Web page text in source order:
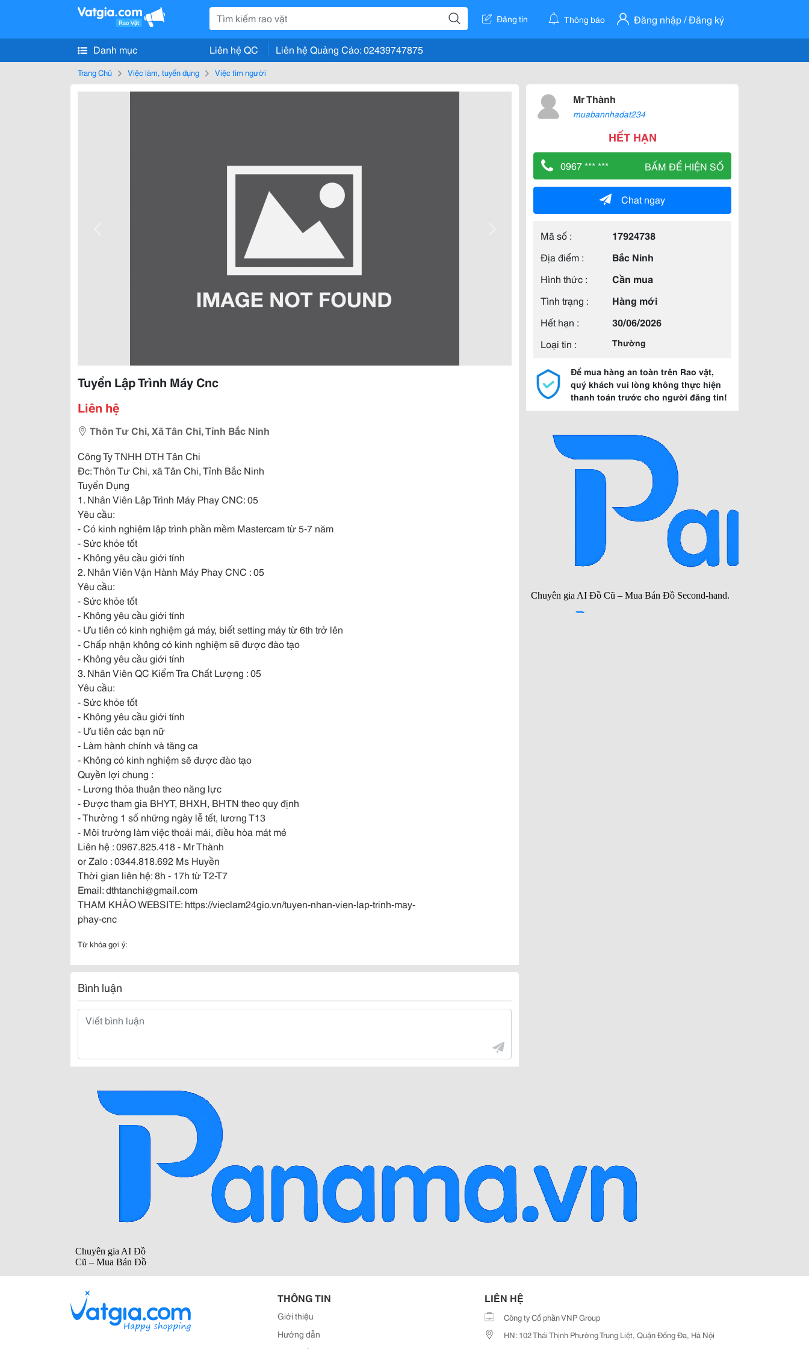
Đăng tin Thông báo Đăng nhập / Đăng ký
Danh mục Liên hệ QC Liên hệ Quảng Cáo: 02439747875
Trang Chủ Việc làm, tuyển dụng Việc tìm người
Tuyển Lập Trình Máy Cnc
Liên hệ
Thôn Tư Chi, Xã Tân Chi, Tỉnh Bắc Ninh
Công Ty TNHH DTH Tân Chi
Đc: Thôn Tư Chi, xã Tân Chi, Tỉnh Bắc Ninh
Tuyển Dụng
1. Nhân Viên Lập Trình Máy Phay CNC: 05
Yêu cầu:
- Có kinh nghiệm lập trình phần mềm Mastercam từ 5-7 năm
- Sức khỏe tốt
- Không yêu cầu giới tính
2. Nhân Viên Vận Hành Máy Phay CNC : 05
Yêu cầu:
- Sức khỏe tốt
- Không yêu cầu giới tính
- Ưu tiên có kinh nghiệm gá máy, biết setting máy từ 6th trở lên
- Chấp nhận không có kinh nghiệm sẽ được đào tạo
- Không yêu cầu giới tính
3. Nhân Viên QC Kiểm Tra Chất Lượng : 05
Yêu cầu:
- Sức khỏe tốt
- Không yêu cầu giới tính
- Ưu tiên các bạn nữ
- Làm hành chính và tăng ca
- Không có kinh nghiệm sẽ được đào tạo
Quyền lợi chung :
- Lương thỏa thuận theo năng lực
- Được tham gia BHYT, BHXH, BHTN theo quy định
- Thưởng 1 số những ngày lễ tết, lương T13
- Môi trường làm việc thoải mái, điều hòa mát mẻ
Liên hệ : 0967.825.418 - Mr Thành
or Zalo : 0344.818.692 Ms Huyền
Thời gian liên hệ: 8h - 17h từ T2-T7
Email: dthtanchi@gmail.com
THAM KHẢO WEBSITE: https://vieclam24gio.vn/tuyen-nhan-vien-lap-trinh-may-
phay-cnc
Từ khóa gợi ý:
Bình luận
Mr Thành
muabannhadat234
HẾT HẠN
0967 *** *** BẤM ĐỂ HIỆN SỐ
Chat ngay
Mã số :
17924738
Địa điểm :
Bắc Ninh
Hình thức :
Cần mua
Tình trạng :
Hàng mới
Hết hạn :
30/06/2026
Loại tin :
Thường
Để mua hàng an toàn trên Rao vặt,
quý khách vui lòng không thực hiện
thanh toán trước cho người đăng tin!
THÔNG TIN
Giới thiệu
Hướng dẫn
LIÊN HỆ
Công ty Cổ phần VNP Group
HN: 102 Thái Thịnh Phường Trung Liệt, Quận Đống Đa, Hà Nội